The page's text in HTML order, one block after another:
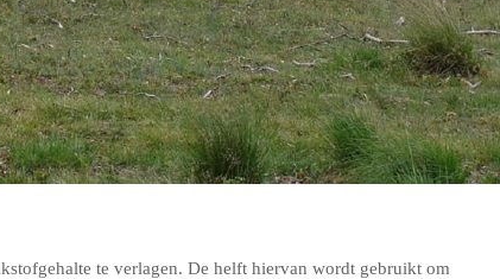
te verlagen. De helft hiervan wordt gebruikt om